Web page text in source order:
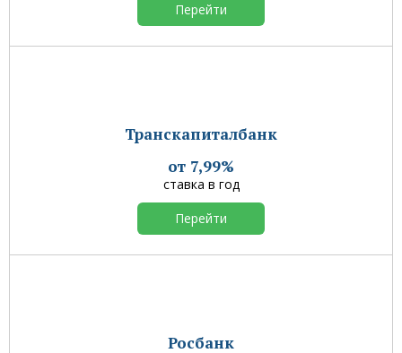
Перейти
Транскапиталбанк
от 7,99%
ставка в год
Перейти
Росбанк